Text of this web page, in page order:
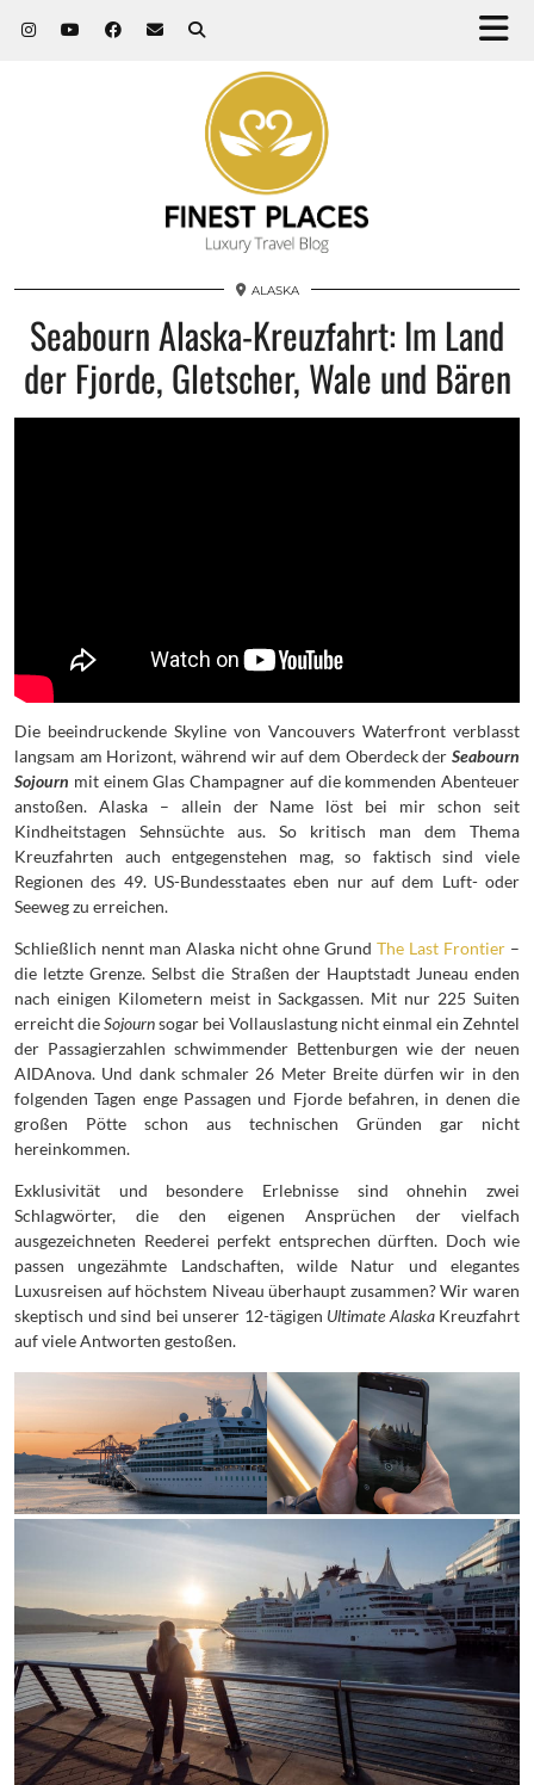
ALASKA
Seabourn Alaska-Kreuzfahrt: Im Land
der Fjorde, Gletscher, Wale und Bären
Die beeindruckende Skyline von Vancouvers Waterfront verblasst
langsam am Horizont, während wir auf dem Oberdeck der Seabourn
Sojourn mit einem Glas Champagner auf die kommenden Abenteuer
anstoßen. Alaska – allein der Name löst bei mir schon seit
Kindheitstagen Sehnsüchte aus. So kritisch man dem Thema
Kreuzfahrten auch entgegenstehen mag, so faktisch sind viele
Regionen des 49. US-Bundesstaates eben nur auf dem Luft- oder
Seeweg zu erreichen.
Schließlich nennt man Alaska nicht ohne Grund The Last Frontier –
die letzte Grenze. Selbst die Straßen der Hauptstadt Juneau enden
nach einigen Kilometern meist in Sackgassen. Mit nur 225 Suiten
erreicht dieSojournsogar bei Vollauslastung nicht einmal ein Zehntel
der Passagierzahlen schwimmender Bettenburgen wie der neuen
AIDAnova. Und dank schmaler 26 Meter Breite dürfen wir in den
folgenden Tagen enge Passagen und Fjorde befahren, in denen die
großen Pötte schon aus technischen Gründen gar nicht
hereinkommen.
Exklusivität und besondere Erlebnisse sind ohnehin zwei
Schlagwörter, die den eigenen Ansprüchen der vielfach
ausgezeichneten Reederei perfekt entsprechen dürften. Doch wie
passen ungezähmte Landschaften, wilde Natur und elegantes
Luxusreisen auf höchstem Niveau überhaupt zusammen? Wir waren
skeptisch und sind bei unserer 12-tägigen Ultimate AlaskaKreuzfahrt
auf viele Antworten gestoßen.